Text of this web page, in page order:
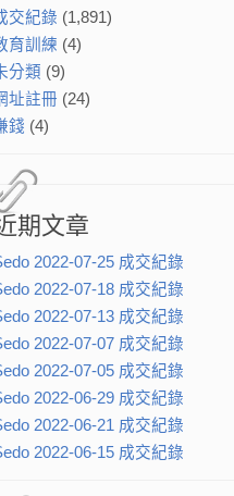
交紀錄 (1,891)
育訓練 (4)
分類 (9)
址註冊 (24)
錢 (4)
期文章
2022-07-25 成交紀錄
2022-07-18 成交紀錄
2022-07-13 成交紀錄
2022-07-07 成交紀錄
2022-07-05 成交紀錄
2022-06-29 成交紀錄
2022-06-21 成交紀錄
2022-06-15 成交紀錄